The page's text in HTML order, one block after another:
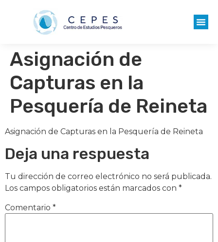
Asignación de
Capturas en la
Pesquería de Reineta
Asignación de Capturas en la Pesquería de Reineta
Deja una respuesta
Tu dirección de correo electrónico no será publicada.
Los campos obligatorios están marcados con *
Comentario *